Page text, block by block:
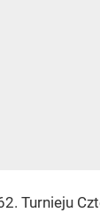
Turnieju